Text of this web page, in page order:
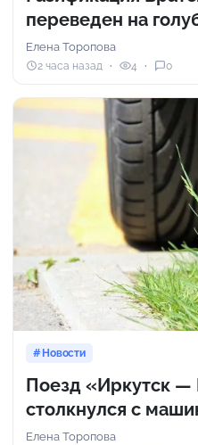
переведен на
Елена Торопова
2 часа назад 4 0
Новости
Поезд «Иркутск
столкнулся с
Елена Торопова